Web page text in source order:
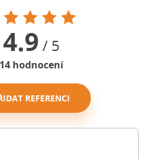
4.9 / 5
14hodnocení
REFERENCI